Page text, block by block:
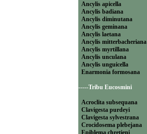
Ancylis apicella
Ancylis badiana
Ancylis diminutana
Ancylis geminana
Ancylis laetana
Ancylis mitterbacheriana
Ancylis myrtillana
Ancylis unculana
Ancylis unguicella
Enarmonia formosana
-----Tribu Eucosmini
Acroclita subsequana
Clavigesta purdeyi
Clavigesta sylvestrana
Crocidosema plebejana
Epiblema chretieni